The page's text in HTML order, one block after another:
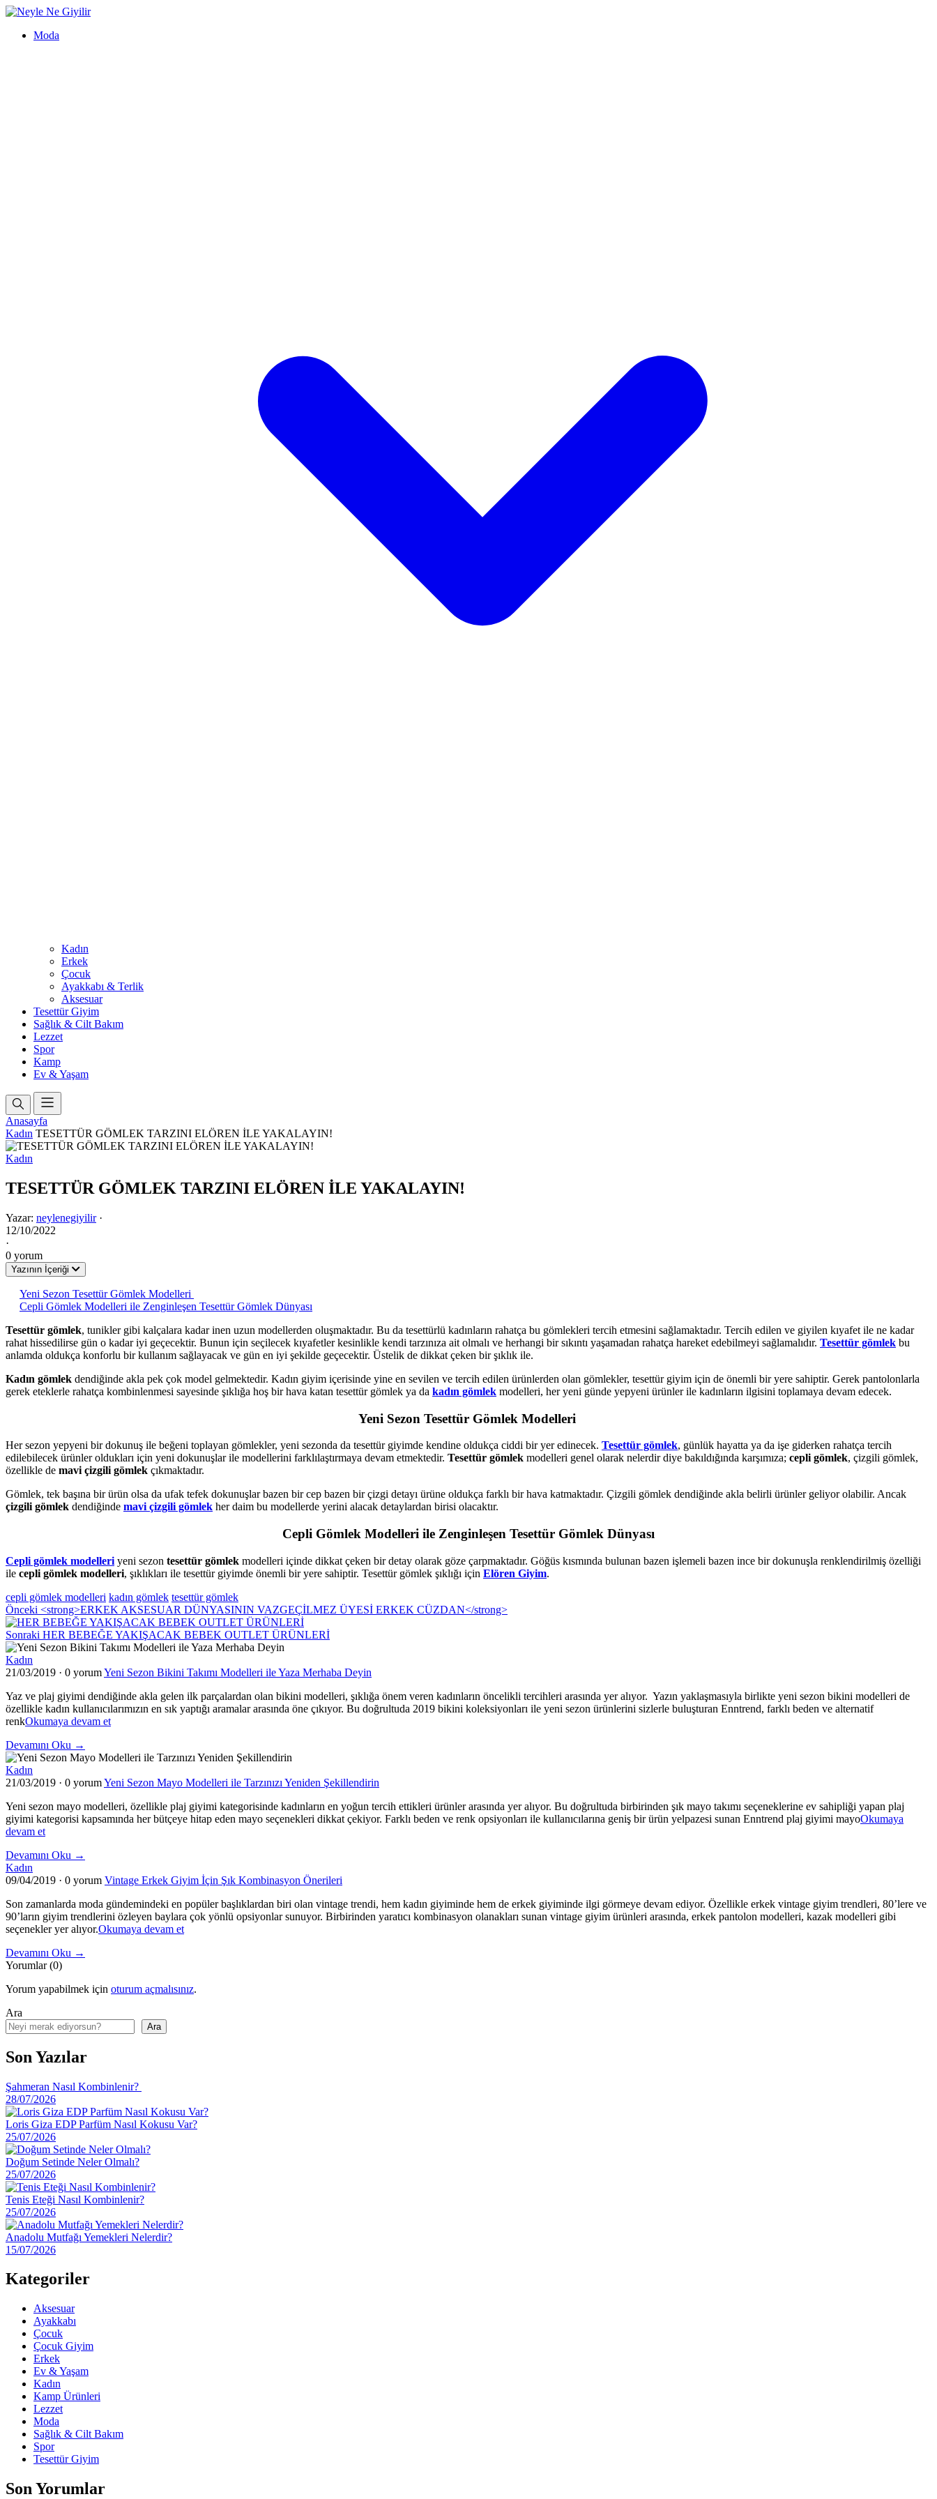
İçeriğe
Neyle
Giyilir Moda
Kadın
Erkek
Çocuk
Ayakkabı & Terlik
Aksesuar
Tesettür Giyim
Sağlık & Cilt Bakım
Lezzet
Spor
Kamp
Ev & Yaşam
Anasayfa
Kadın TESETTÜR GÖMLEK TARZINI ELÖREN İLE YAKALAYIN!
Kadın
TESETTÜR GÖMLEK TARZINI ELÖREN İLE YAKALAYIN!
Yazar: neylenegiyilir ·
12/10/2022
·
0 yorum
Yazının İçeriği
Yeni Sezon Tesettür Gömlek Modelleri
Cepli Gömlek Modelleri ile Zenginleşen Tesettür Gömlek Dünyası
Tesettür gömlek, tunikler gibi kalçalara kadar inen uzun modellerden oluşmaktadır. Bu da tesettürlü kadınların rahatça bu gömlekleri tercih etmesini sağlamaktadır. Tercih edilen ve giyilen kıyafet ile ne kadar
rahat hissedilirse gün o kadar iyi geçecektir. Bunun için seçilecek kıyafetler kesinlikle kendi tarzınıza ait olmalı ve herhangi bir sıkıntı yaşamadan rahatça hareket edebilmeyi sağlamalıdır. Tesettür gömlek bu
anlamda oldukça konforlu bir kullanım sağlayacak ve gün en iyi şekilde geçecektir. Üstelik de dikkat çeken bir şıklık ile.
Kadın gömlek dendiğinde akla pek çok model gelmektedir. Kadın giyim içerisinde yine en sevilen ve tercih edilen ürünlerden olan gömlekler, tesettür giyim için de önemli bir yere sahiptir. Gerek pantolonlarla
gerek eteklerle rahatça kombinlenmesi sayesinde şıklığa hoş bir hava katan tesettür gömlek ya da kadın gömlek modelleri, her yeni günde yepyeni ürünler ile kadınların ilgisini toplamaya devam edecek.
Yeni Sezon Tesettür Gömlek Modelleri
Her sezon yepyeni bir dokunuş ile beğeni toplayan gömlekler, yeni sezonda da tesettür giyimde kendine oldukça ciddi bir yer edinecek. Tesettür gömlek, günlük hayatta ya da işe giderken rahatça tercih
edilebilecek ürünler oldukları için yeni dokunuşlar ile modellerini farklılaştırmaya devam etmektedir. Tesettür gömlek modelleri genel olarak nelerdir diye bakıldığında karşımıza; cepli gömlek, çizgili gömlek,
özellikle de mavi çizgili gömlek çıkmaktadır.
Gömlek, tek başına bir ürün olsa da ufak tefek dokunuşlar bazen bir cep bazen bir çizgi detayı ürüne oldukça farklı bir hava katmaktadır. Çizgili gömlek dendiğinde akla belirli ürünler geliyor olabilir. Ancak
çizgili gömlek dendiğinde mavi çizgili gömlek her daim bu modellerde yerini alacak detaylardan birisi olacaktır.
Cepli Gömlek Modelleri ile Zenginleşen Tesettür Gömlek Dünyası
Cepli gömlek modelleri yeni sezon tesettür gömlek modelleri içinde dikkat çeken bir detay olarak göze çarpmaktadır. Göğüs kısmında bulunan bazen işlemeli bazen ince bir dokunuşla renklendirilmiş özelliği
ile cepli gömlek modelleri, şıklıkları ile tesettür giyimde önemli bir yere sahiptir. Tesettür gömlek şıklığı için Elören Giyim.
cepli gömlek modelleri kadın gömlek tesettür gömlek
Önceki <strong>ERKEK AKSESUAR DÜNYASININ VAZGEÇİLMEZ ÜYESİ ERKEK CÜZDAN</strong>
Sonraki HER BEBEĞE YAKIŞACAK BEBEK OUTLET ÜRÜNLERİ
Kadın
21/03/2019 · 0 yorumYeni Sezon Bikini Takımı Modelleri ile Yaza Merhaba Deyin
Yaz ve plaj giyimi dendiğinde akla gelen ilk parçalardan olan bikini modelleri, şıklığa önem veren kadınların öncelikli tercihleri arasında yer alıyor. Yazın yaklaşmasıyla birlikte yeni sezon bikini modelleri de
özellikle kadın kullanıcılarımızın en sık yaptığı aramalar arasında öne çıkıyor. Bu doğrultuda 2019 bikini koleksiyonları ile yeni sezon ürünlerini sizlerle buluşturan Enntrend, farklı beden ve alternatif
renkOkumaya devam et"Yeni
Takımı
ile
Merhaba
Deyin"
Devamını Oku →
Kadın
21/03/2019 · 0 yorumYeni Sezon Mayo Modelleri ile Tarzınızı Yeniden Şekillendirin
Yeni sezon mayo modelleri, özellikle plaj giyimi kategorisinde kadınların en yoğun tercih ettikleri ürünler arasında yer alıyor. Bu doğrultuda birbirinden şık mayo takımı seçeneklerine ev sahipliği yapan plaj
giyimi kategorisi kapsamında her bütçeye hitap eden mayo seçenekleri dikkat çekiyor. Farklı beden ve renk opsiyonları ile kullanıcılarına geniş bir ürün yelpazesi sunan Enntrend plaj giyimi mayoOkumaya
devam et"Yeni
Mayo
ile
Yeniden
Şekillendirin"
Devamını Oku →
Kadın
09/04/2019 · 0 yorum Vintage Erkek Giyim İçin Şık Kombinasyon Önerileri
Son zamanlarda moda gündemindeki en popüler başlıklardan biri olan vintage trendi, hem kadın giyiminde hem de erkek giyiminde ilgi görmeye devam ediyor. Özellikle erkek vintage giyim trendleri, 80’lere ve
90’ların giyim trendlerini özleyen baylara çok yönlü opsiyonlar sunuyor. Birbirinden yaratıcı kombinasyon olanakları sunan vintage giyim ürünleri arasında, erkek pantolon modelleri, kazak modelleri gibi
seçenekler yer alıyor.Okumaya devam et"Vintage
Kombinasyon
Devamını Oku →
Yorumlar (0)
Yorum yapabilmek için oturum açmalısınız.
Ara
Ara
Son Yazılar
Şahmeran Nasıl Kombinlenir?
28/07/2026
Loris Giza EDP Parfüm Nasıl Kokusu Var?
25/07/2026
Doğum Setinde Neler Olmalı?
25/07/2026
Tenis Eteği Nasıl Kombinlenir?
25/07/2026
Anadolu Mutfağı Yemekleri Nelerdir?
15/07/2026
Kategoriler
Aksesuar
Ayakkabı
Çocuk
Çocuk Giyim
Erkek
Ev & Yaşam
Kadın
Kamp Ürünleri
Lezzet
Moda
Sağlık & Cilt Bakım
Spor
Tesettür Giyim
Son Yorumlar